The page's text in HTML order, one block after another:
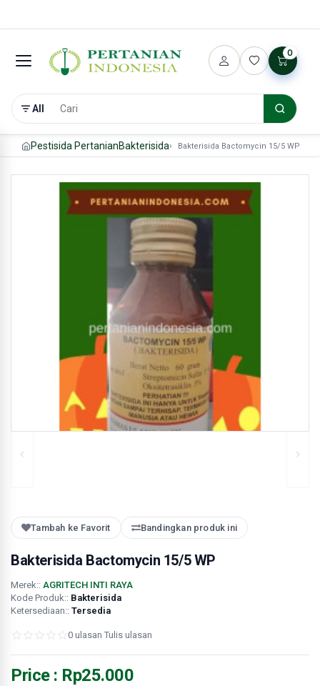
All
0
Pestisida PertanianBakterisida Bakterisida Bactomycin 15/5 WP
Tambah ke Favorit Bandingkan produk ini
Bakterisida Bactomycin 15/5 WP
Merek:: AGRITECH INTI RAYA
Kode Produk:: Bakterisida
Ketersediaan:: Tersedia
0 ulasan Tulis ulasan
Price : Rp25.000